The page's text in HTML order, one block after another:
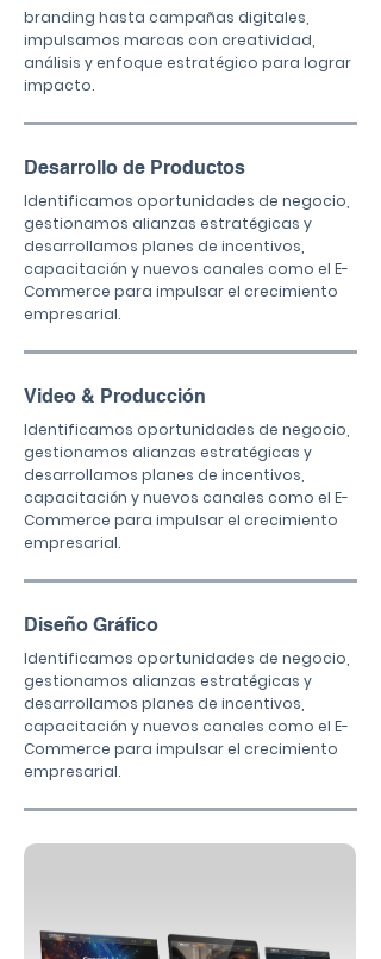
branding hasta campañas digitales,
impulsamos marcas con creatividad,
análisis y enfoque estratégico para lograr
impacto.
Desarrollo de Productos
Identificamos oportunidades de negocio,
gestionamos alianzas estratégicas y
desarrollamos planes de incentivos,
capacitación y nuevos canales como el E-
Commerce para impulsar el crecimiento
empresarial.
Video & Producción
Identificamos oportunidades de negocio,
gestionamos alianzas estratégicas y
desarrollamos planes de incentivos,
capacitación y nuevos canales como el E-
Commerce para impulsar el crecimiento
empresarial.
Diseño Gráfico
Identificamos oportunidades de negocio,
gestionamos alianzas estratégicas y
desarrollamos planes de incentivos,
capacitación y nuevos canales como el E-
Commerce para impulsar el crecimiento
empresarial.